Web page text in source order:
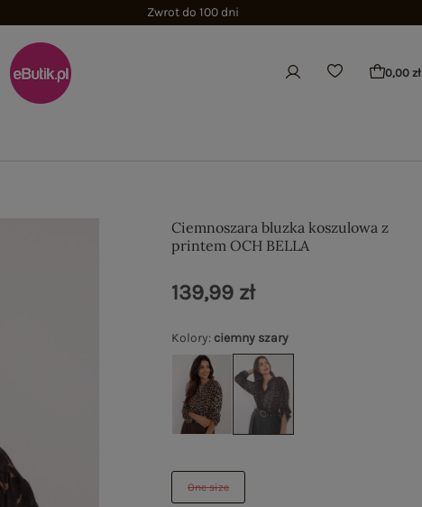
Zwrot do 100 dni
0,00 zł
Ciemnoszara bluzka koszulowa z
printem OCH BELLA
Kolory: ciemny szary
One size
139,99 zł